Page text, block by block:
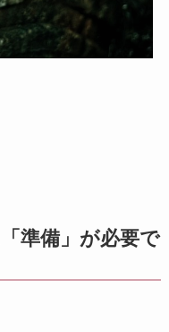
準備」が必要で